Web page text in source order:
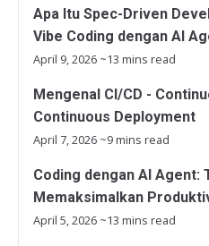
Apa Itu Spec-Driven
Vibe Coding dengan AI
April 9, 2026 ~13 mins read
Mengenal CI/CD -
Continuous Deployment
April 7, 2026 ~9 mins read
Coding dengan AI Agent:
Memaksimalkan
April 5, 2026 ~13 mins read